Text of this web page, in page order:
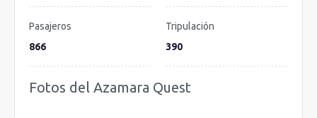
Pasajeros
866
Tripulación
390
Fotos del Azamara Quest